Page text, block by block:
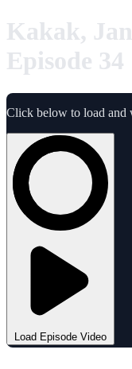
Kakak,
Episode 34
Click below to load and
Load Episode Video